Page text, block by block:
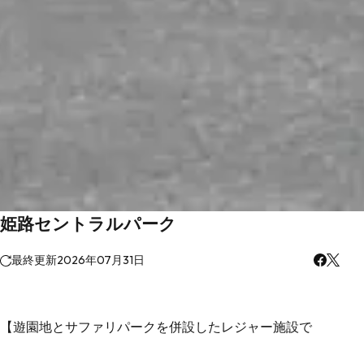
姫路セントラルパーク
最終更新2026年07月31日
【遊園地とサファリパークを併設したレジャー施設で